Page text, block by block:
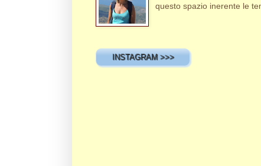
questo spazio inerente le
INSTAGRAM >>>